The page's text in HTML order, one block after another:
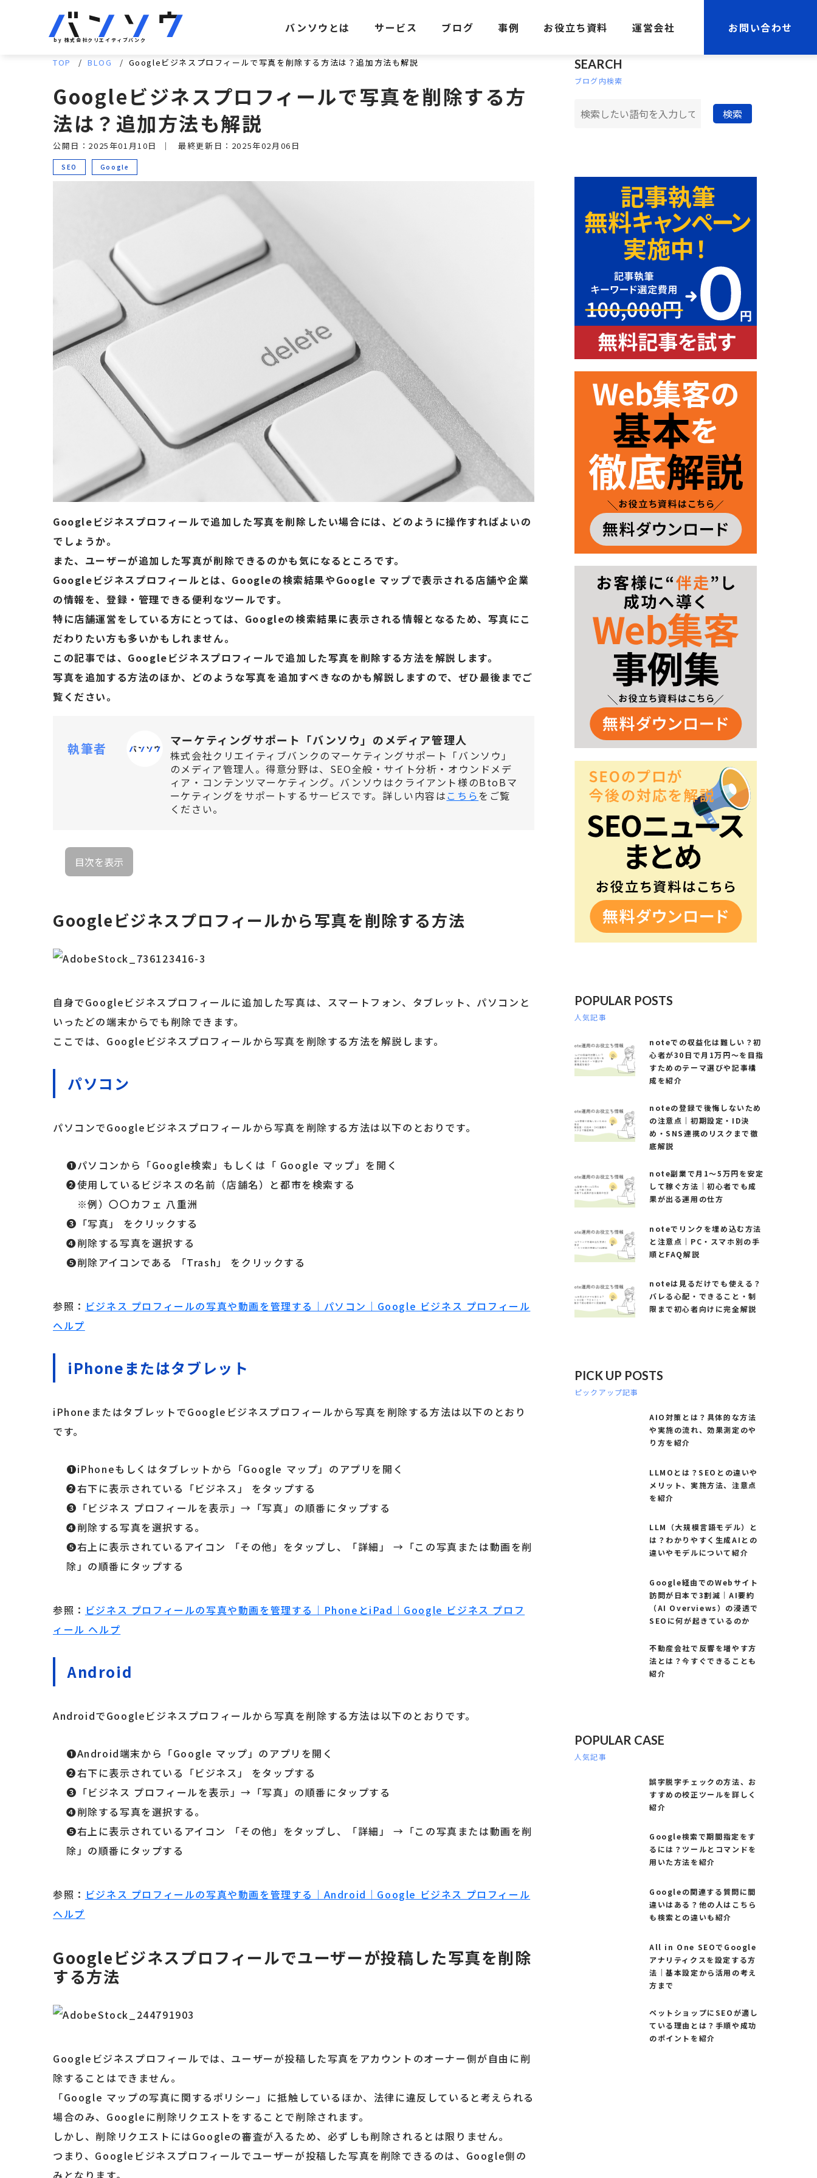
by 株式会社クリエイティブバンク
バンソウとは サービス ブログ 事例 お役立ち資料 運営会社 お問い合わせ
TOP BLOG Googleビジネスプロフィールで写真を削除する方法は？追加方法も解説
Googleビジネスプロフィールで写真を削除する方
法は？追加方法も解説
公開日：2025年01月10日 ｜ 最終更新日：2025年02月06日
SEO Google
Googleビジネスプロフィールで追加した写真を削除したい場合には、どのように操作すればよいの
でしょうか。
また、ユーザーが追加した写真が削除できるのかも気になるところです。
Googleビジネスプロフィールとは、Googleの検索結果やGoogle マップで表示される店舗や企業
の情報を、登録・管理できる便利なツールです。
特に店舗運営をしている方にとっては、Googleの検索結果に表示される情報となるため、写真にこ
だわりたい方も多いかもしれません。
この記事では、Googleビジネスプロフィールで追加した写真を削除する方法を解説します。
写真を追加する方法のほか、どのような写真を追加すべきなのかも解説しますので、ぜひ最後までご
覧ください。
執筆者 マーケティングサポート「バンソウ」のメディア管理人
株式会社クリエイティブバンクのマーケティングサポート「バンソウ」
のメディア管理人。得意分野は、SEO全般・サイト分析・オウンドメデ
ィア・コンテンツマーケティング。バンソウはクライアント様のBtoBマ
ーケティングをサポートするサービスです。詳しい内容はこちらをご覧
ください。
目次を表示
Googleビジネスプロフィールから写真を削除する方法
自身でGoogleビジネスプロフィールに追加した写真は、スマートフォン、タブレット、パソコンと
いったどの端末からでも削除できます。
ここでは、Googleビジネスプロフィールから写真を削除する方法を解説します。
パソコン
パソコンでGoogleビジネスプロフィールから写真を削除する方法は以下のとおりです。
❶パソコンから「Google検索」もしくは「 Google マップ」を開く
❷使用しているビジネスの名前（店舗名）と都市を検索する
※例）〇〇カフェ 八重洲
❸「写真」 をクリックする
❹削除する写真を選択する
❺削除アイコンである 「Trash」 をクリックする
参照： ビジネス プロフィールの写真や動画を管理する｜パソコン｜Google ビジネス プロフィール
ヘルプ
iPhoneまたはタブレット
iPhoneまたはタブレットでGoogleビジネスプロフィールから写真を削除する方法は以下のとおり
です。
❶iPhoneもしくはタブレットから「Google マップ」のアプリを開く
❷右下に表示されている「ビジネス」 をタップする
❸「ビジネス プロフィールを表示」→「写真」の順番にタップする
❹削除する写真を選択する。
❺右上に表示されているアイコン 「その他」をタップし、「詳細」 →「この写真または動画を削
除」の順番にタップする
参照： ビジネス プロフィールの写真や動画を管理する｜PhoneとiPad｜Google ビジネス プロフ
ィール ヘルプ
Android
AndroidでGoogleビジネスプロフィールから写真を削除する方法は以下のとおりです。
❶Android端末から「Google マップ」のアプリを開く
❷右下に表示されている「ビジネス」 をタップする
❸「ビジネス プロフィールを表示」→「写真」の順番にタップする
❹削除する写真を選択する。
❺右上に表示されているアイコン 「その他」をタップし、「詳細」 →「この写真または動画を削
除」の順番にタップする
参照： ビジネス プロフィールの写真や動画を管理する｜Android｜Google ビジネス プロフィール
ヘルプ
Googleビジネスプロフィールでユーザーが投稿した写真を削除
する方法
Googleビジネスプロフィールでは、ユーザーが投稿した写真をアカウントのオーナー側が自由に削
除することはできません。
「Google マップの写真に関するポリシー」に抵触しているほか、法律に違反していると考えられる
場合のみ、Googleに削除リクエストをすることで削除されます。
しかし、削除リクエストにはGoogleの審査が入るため、必ずしも削除されるとは限りません。
つまり、Googleビジネスプロフィールでユーザーが投稿した写真を削除できるのは、Google側の
SEARCH
ブログ内検索
POPULAR POSTS
人気記事
noteでの収益化は難しい？初
心者が30日で月1万円～を目指
すためのテーマ選びや記事構
成を紹介
noteの登録で後悔しないため
の注意点｜初期設定・ID決
め・SNS連携のリスクまで徹
底解説
note副業で月1〜5万円を安定
して稼ぐ方法｜初心者でも成
果が出る運用の仕方
noteでリンクを埋め込む方法
と注意点｜PC・スマホ別の手
順とFAQ解説
noteは見るだけでも使える？
バレる心配・できること・制
限まで初心者向けに完全解説
PICK UP POSTS
ピックアップ記事
AIO対策とは？具体的な方法
や実施の流れ、効果測定のや
り方を紹介
LLMOとは？SEOとの違いや
メリット、実施方法、注意点
を紹介
LLM（大規模言語モデル）と
は？わかりやすく生成AIとの
違いやモデルについて紹介
Google経由でのWebサイト
訪問が日本で3割減｜AI要約
（AI Overviews）の浸透で
SEOに何が起きているのか
不動産会社で反響を増やす方
法とは？今すぐできることも
紹介
POPULAR CASE
人気記事
誤字脱字チェックの方法、お
すすめの校正ツールを詳しく
紹介
Google検索で期間指定をす
るには？ツールとコマンドを
用いた方法を紹介
Googleの関連する質問に間
違いはある？他の人はこちら
も検索との違いも紹介
All in One SEOでGoogle
アナリティクスを設定する方
法｜基本設定から活用の考え
方まで
ペットショップにSEOが適し
ている理由とは？手順や成功
のポイントを紹介